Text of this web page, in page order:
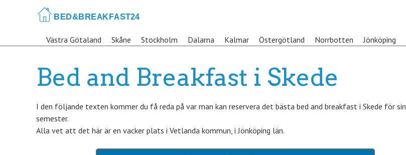
Västra Götaland Skåne Stockholm Dalarna Kalmar Östergötland Norrbotten Jönköping
Bed and Breakfast i Skede
I den följande texten kommer du få reda på var man kan reservera det bästa bed and breakfast i Skede för sin
semester.
Alla vet att det här är en vacker plats i Vetlanda kommun, i Jönköping län.